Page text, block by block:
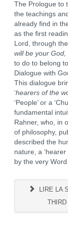
The Prologue to
the teachings
already find in
as the first
Lord, through
will be your
to do to belong
Dialogue with
This dialogue
‘hearers of the
‘People’ or a
fundamental
Rahner, who, in
of philosophy,
described the
nature, a ‘hearer
by the very
LIRE LA